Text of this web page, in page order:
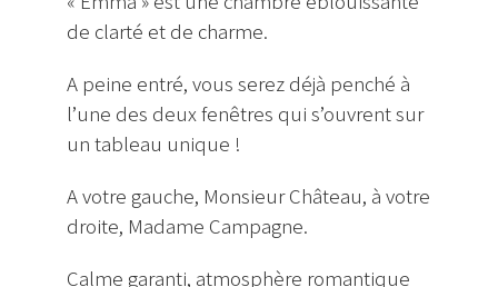
de clarté et de charme.
A peine entré, vous serez déjà penché à
l’une des deux fenêtres qui s’ouvrent sur
un tableau unique !
A votre gauche, Monsieur Château, à votre
droite, Madame Campagne.
Calme garanti, atmosphère romantique